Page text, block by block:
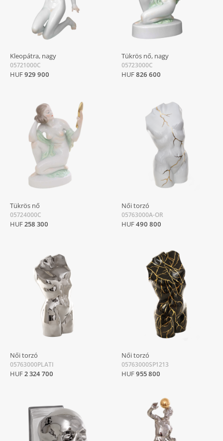
Kleopátra, nagy
05721000C
HUF929 900
Tükrös nő, nagy
05723000C
HUF826 600
Tükrös nő
05724000C
HUF258 300
Női torzó
05763000A-OR
HUF490 800
Női torzó
05763000PLATI
HUF2 324 700
Női torzó
05763000SP1213
HUF955 800